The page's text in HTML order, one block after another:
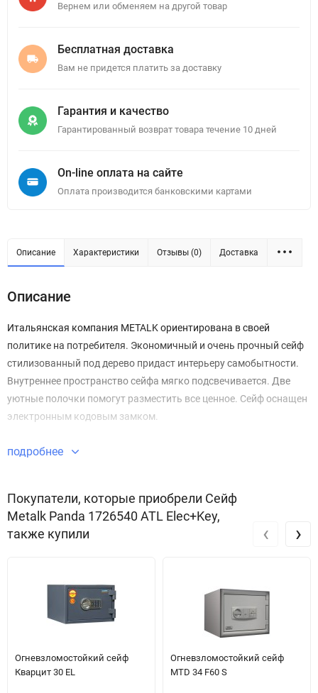
Вернем или обменяем на другой товар
Бесплатная доставка
Вам не придется платить за доставку
Гарантия и качество
Гарантированный возврат товара течение 10 дней
On-line оплата на сайте
Оплата производится банковскими картами
Описание Характеристики Отзывы (0) Доставка
Описание
Итальянская компания METALK ориентирована в своей
политике на потребителя. Экономичный и очень прочный сейф
стилизованный под дерево придаст интерьеру самобытности.
Внутреннее пространство сейфа мягко подсвечивается. Две
уютные полочки помогут разместить все ценное. Сейф оснащен
электронным кодовым замком.
подробнее
Покупатели, которые приобрели Сейф
Metalk Panda 1726540 ATL Elec+Key,
также купили
Огневзломостойкий сейф
Кварцит 30 EL
Огневзломостойкий сейф
MTD 34 F60 S
‹ ›